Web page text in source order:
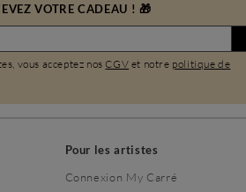
VOTRE CADEAU ! 🎁
vous acceptez nosCGV et notre politique de
Pour les artistes
Connexion My Carré